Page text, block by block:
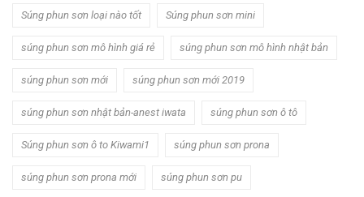
Súng phun sơn loại nào tốt Súng phun sơn mini
súng phun sơn mô hình giá rẻ súng phun sơn mô hình nhật bản
súng phun sơn mới súng phun sơn mới 2019
súng phun sơn nhật bản-anest iwata súng phun sơn ô tô
Súng phun sơn ô to Kiwami1 súng phun sơn prona
súng phun sơn prona mới súng phun sơn pu